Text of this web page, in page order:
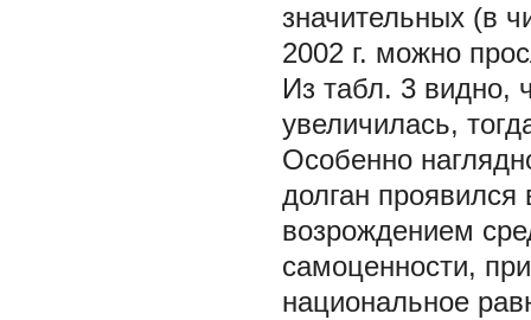
значительных (в
2002 г. можно
Из табл. 3 видно,
увеличилась,
Особенно
долган проявился
возрождением
самоценности,
национальное